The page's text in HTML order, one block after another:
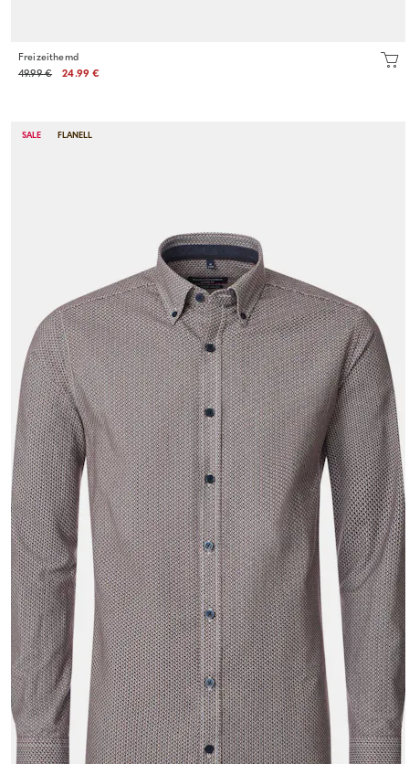
Freizeithemd
49.99 €
24.99 €
SALE FLANELL